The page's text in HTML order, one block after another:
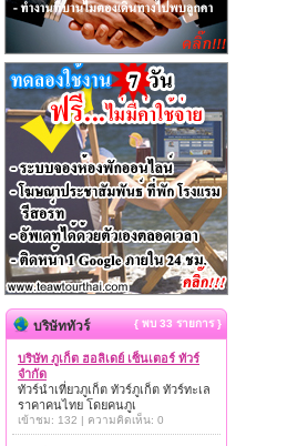
บริษัททัวร์ { พบ 33 รายการ }
บริษัท ภูเก็ต ฮอลิเดย์ เซ็นเตอร์ ทัวร์
จำกัด
ทัวร์นำเที่ยวภูเก็ต ทัวร์ภูเก็ต ทัวร์ทะเล
ราคาคนไทย โดยคนภูเ
เข้าชม: 132 | ความคิดเห็น: 0